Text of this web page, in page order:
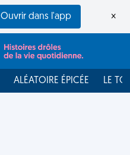
Ouvrir dans l'app ×
ALÉATOIRE ÉPICÉE LE